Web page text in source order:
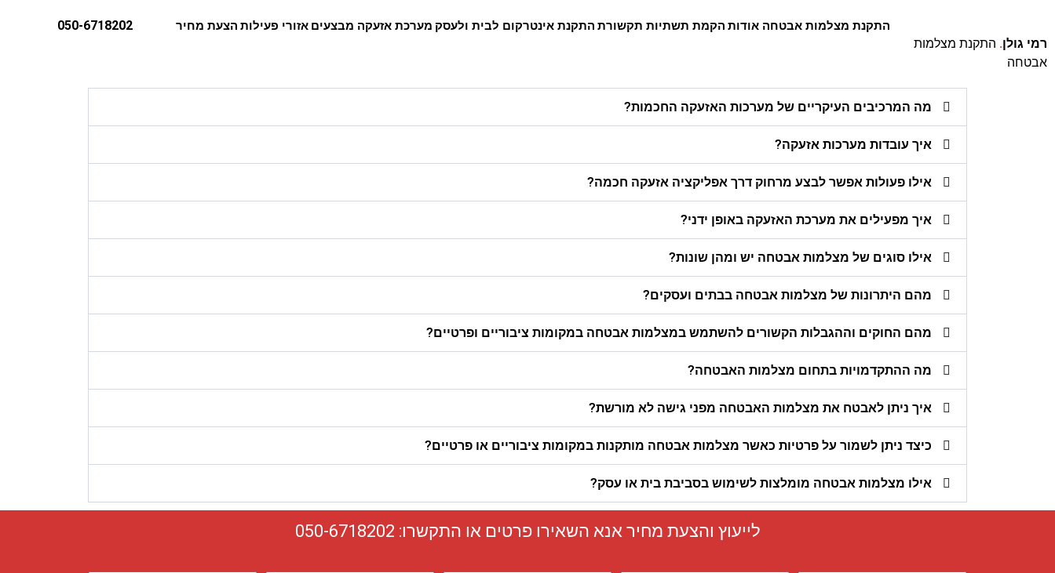
רמי גולן. התקנת מצלמות
אבטחה
התקנת מצלמות אבטחה אודות הקמת תשתיות תקשורת התקנת אינטרקום לבית ולעסק מערכת אזעקה מבצעים אזורי פעילות הצעת מחיר 050-6718202
מה המרכיבים העיקריים של מערכות האזעקה החכמות?
איך עובדות מערכות אזעקה?
אילו פעולות אפשר לבצע מרחוק דרך אפליקציה אזעקה חכמה?
איך מפעילים את מערכת האזעקה באופן ידני?
אילו סוגים של מצלמות אבטחה יש ומהן שונות?
מהם היתרונות של מצלמות אבטחה בבתים ועסקים?
מהם החוקים וההגבלות הקשורים להשתמש במצלמות אבטחה במקומות ציבוריים ופרטיים?
מה ההתקדמויות בתחום מצלמות האבטחה?
איך ניתן לאבטח את מצלמות האבטחה מפני גישה לא מורשת?
כיצד ניתן לשמור על פרטיות כאשר מצלמות אבטחה מותקנות במקומות ציבוריים או פרטיים?
אילו מצלמות אבטחה מומלצות לשימוש בסביבת בית או עסק?
לייעוץ והצעת מחיר אנא השאירו פרטים או התקשרו: 050-6718202